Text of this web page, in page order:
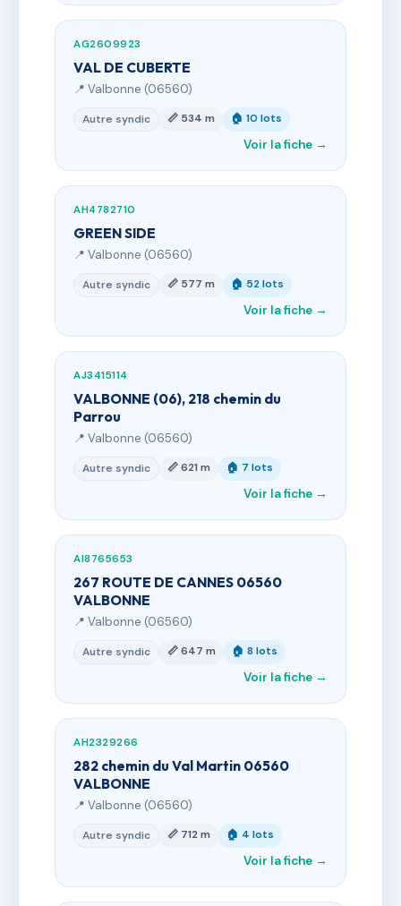
AG2609923
VAL DE CUBERTE
📍 Valbonne (06560)
Autre syndic 📏 534 m 🏠 10 lots
Voir la fiche →
AH4782710
GREEN SIDE
📍 Valbonne (06560)
Autre syndic 📏 577 m 🏠 52 lots
Voir la fiche →
AJ3415114
VALBONNE (06), 218 chemin du
Parrou
📍 Valbonne (06560)
Autre syndic 📏 621 m 🏠 7 lots
Voir la fiche →
AI8765653
267 ROUTE DE CANNES 06560
VALBONNE
📍 Valbonne (06560)
Autre syndic 📏 647 m 🏠 8 lots
Voir la fiche →
AH2329266
282 chemin du Val Martin 06560
VALBONNE
📍 Valbonne (06560)
Autre syndic 📏 712 m 🏠 4 lots
Voir la fiche →